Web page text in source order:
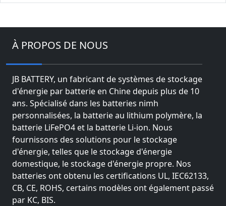
À PROPOS DE NOUS
JB BATTERY, un fabricant de systèmes de stockage
d'énergie par batterie en Chine depuis plus de 10
ans. Spécialisé dans les batteries nimh
personnalisées, la batterie au lithium polymère, la
batterie LiFePO4 et la batterie Li-ion. Nous
fournissons des solutions pour le stockage
d'énergie, telles que le stockage d'énergie
domestique, le stockage d'énergie propre. Nos
batteries ont obtenu les certifications UL, IEC62133,
CB, CE, ROHS, certains modèles ont également passé
par KC, BIS.